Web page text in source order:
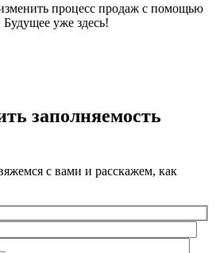
процесс продаж с помощью
уже здесь!
заполняемость
с вами и расскажем, как